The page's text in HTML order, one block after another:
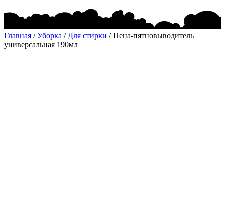
Главная /Уборка / Для стирки / Пена-пятновыводитель
универсальная 190мл